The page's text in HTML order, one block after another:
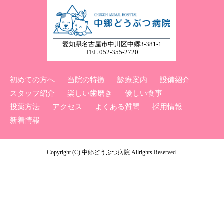
愛知県名古屋市中川区中郷3-381-1
TEL 052-355-2720
初めての方へ 当院の特徴 診療案内
設備紹介
スタッフ紹介
楽しい歯磨き
優しい食事
投薬方法
アクセス よくある質問
採用情報
新着情報
Copyright (C) 中郷どうぶつ病院 Allrights Reserved.